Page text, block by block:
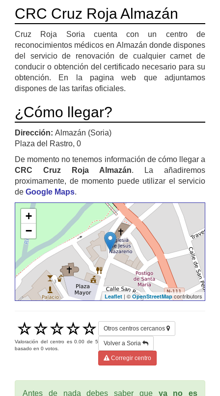
CRC Cruz Roja Almazán
Cruz Roja Soria cuenta con un centro de
reconocimientos médicos en Almazán donde dispones
del servicio de renovación de cualquier carnet de
conducir o obtención del certificado necesario para su
obtención. En la pagina web que adjuntamos
dispones de las tarifas oficiales.
¿Cómo llegar?
Dirección: Almazán (Soria)
Plaza del Rastro, 0
De momento no tenemos información de cómo llegar a
CRC Cruz Roja Almazán. La añadiremos
proximamente, de momento puede utilizar el servicio
de Google Maps.
+
−
Leaflet | © OpenStreetMap contributors
Valoración del centro es0.00 de5
basado en 0 votos.
Otros centros cercanos
Volver a Soria
Corregir centro
Antes de nada debes saber que ya no es